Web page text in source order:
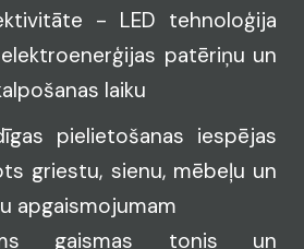
- LED tehnoloģija
patēriņu un
laiku
pielietošanas iespējas
griestu, sienu, mēbeļu un
apgaismojumam
gaismas tonis un